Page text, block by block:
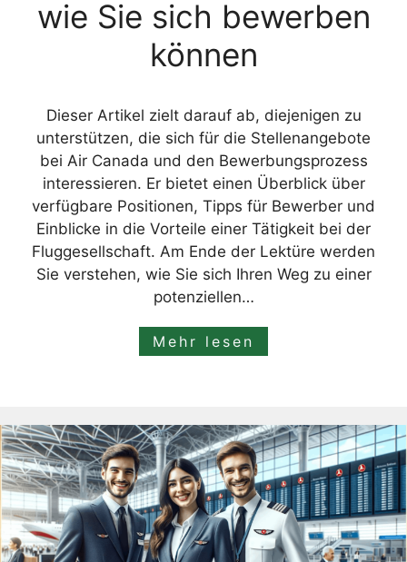
wie Sie sich bewerben
können
Dieser Artikel zielt darauf ab, diejenigen zu
unterstützen, die sich für die Stellenangebote
bei Air Canada und den Bewerbungsprozess
interessieren. Er bietet einen Überblick über
verfügbare Positionen, Tipps für Bewerber und
Einblicke in die Vorteile einer Tätigkeit bei der
Fluggesellschaft. Am Ende der Lektüre werden
Sie verstehen, wie Sie sich Ihren Weg zu einer
potenziellen…
Mehr lesen